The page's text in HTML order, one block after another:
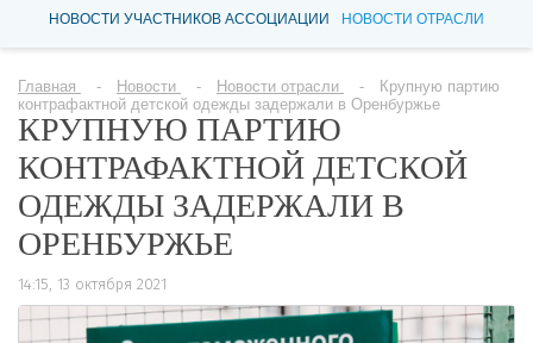
НОВОСТИ УЧАСТНИКОВ АССОЦИАЦИИ
НОВОСТИ ОТРАСЛИ
Главная Новости Новости отрасли
Крупную партию
контрафактной детской одежды задержали в Оренбуржье
КРУПНУЮ ПАРТИЮ
КОНТРАФАКТНОЙ ДЕТСКОЙ
ОДЕЖДЫ ЗАДЕРЖАЛИ В
ОРЕНБУРЖЬЕ
14:15, 13 октября 2021